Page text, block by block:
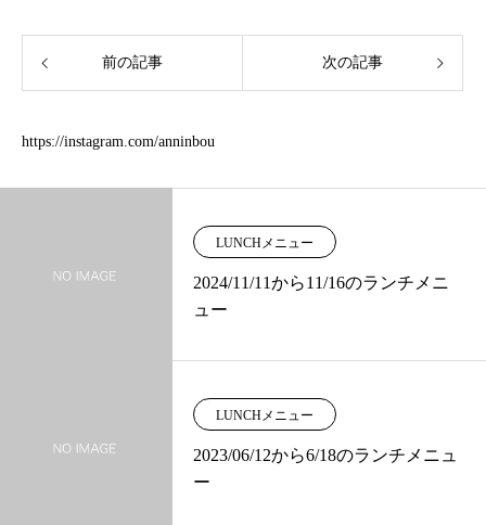
前の記事 次の記事
https://instagram.com/anninbou
LUNCHメニュー
2024/11/11から11/16のランチメニ
ュー
LUNCHメニュー
2023/06/12から6/18のランチメニュ
ー